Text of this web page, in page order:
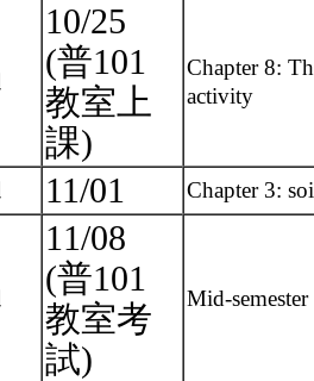
10/25
(普101
教室上
課)
Chapter 8:
activity
11/01 Chapter 3:
11/08
(普101
教室考
試)
Mid-